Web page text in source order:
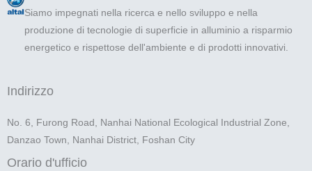
Siamo impegnati nella ricerca e nello sviluppo e nella
produzione di tecnologie di superficie in alluminio a risparmio
energetico e rispettose dell'ambiente e di prodotti innovativi.
Indirizzo
No. 6, Furong Road, Nanhai National Ecological Industrial Zone,
Danzao Town, Nanhai District, Foshan City
Orario d'ufficio